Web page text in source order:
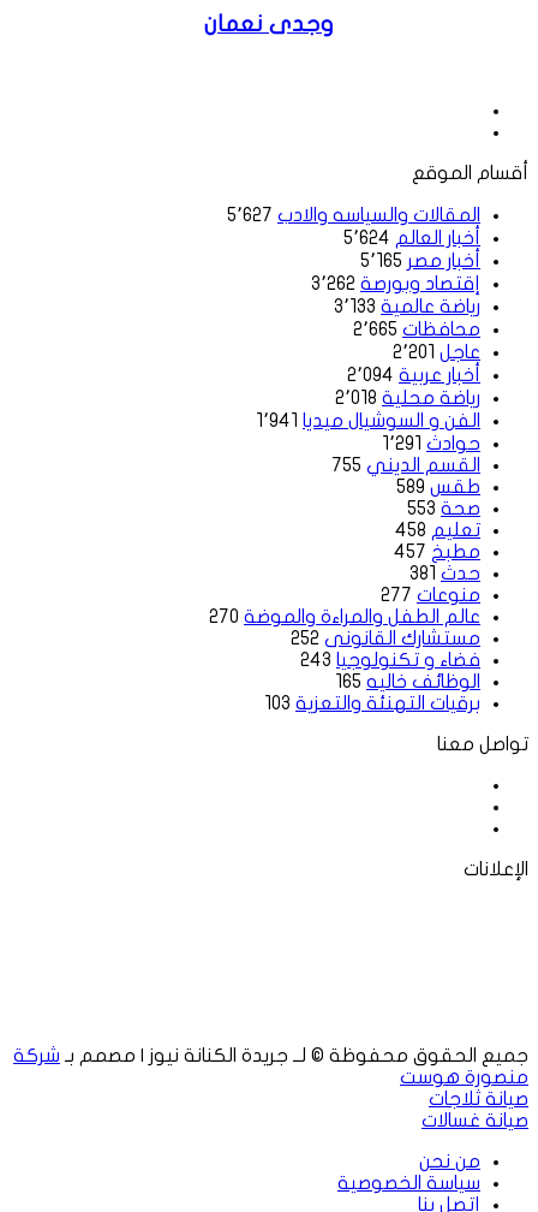
وجدى نعمان
أقسام الموقع
المقالات والسياسه والادب 5٬627
أخبار العالم 5٬624
أخبار مصر 5٬165
إقتصاد وبورصة 3٬262
رياضة عالمية 3٬133
محافظات 2٬665
عاجل 2٬201
أخبار عربية 2٬094
رياضة محلية 2٬018
الفن و السوشيال ميديا 1٬941
حوادث 1٬291
القسم الديني 755
طقس 589
صحة 553
تعليم 458
مطبخ 457
حدث 381
منوعات 277
عالم الطفل والمراءة والموضة 270
مستشارك القانونى 252
فضاء و تكنولوجيا 243
الوظائف خاليه 165
برقيات التهنئة والتعزية 103
تواصل معنا
الإعلانات
جميع الحقوق محفوظة © لــ جريدة الكنانة نيوز | مصمم بـ شركة
منصورة هوست
صيانة ثلاجات
صيانة غسالات
من نحن
سياسة الخصوصية
إتصل بنا